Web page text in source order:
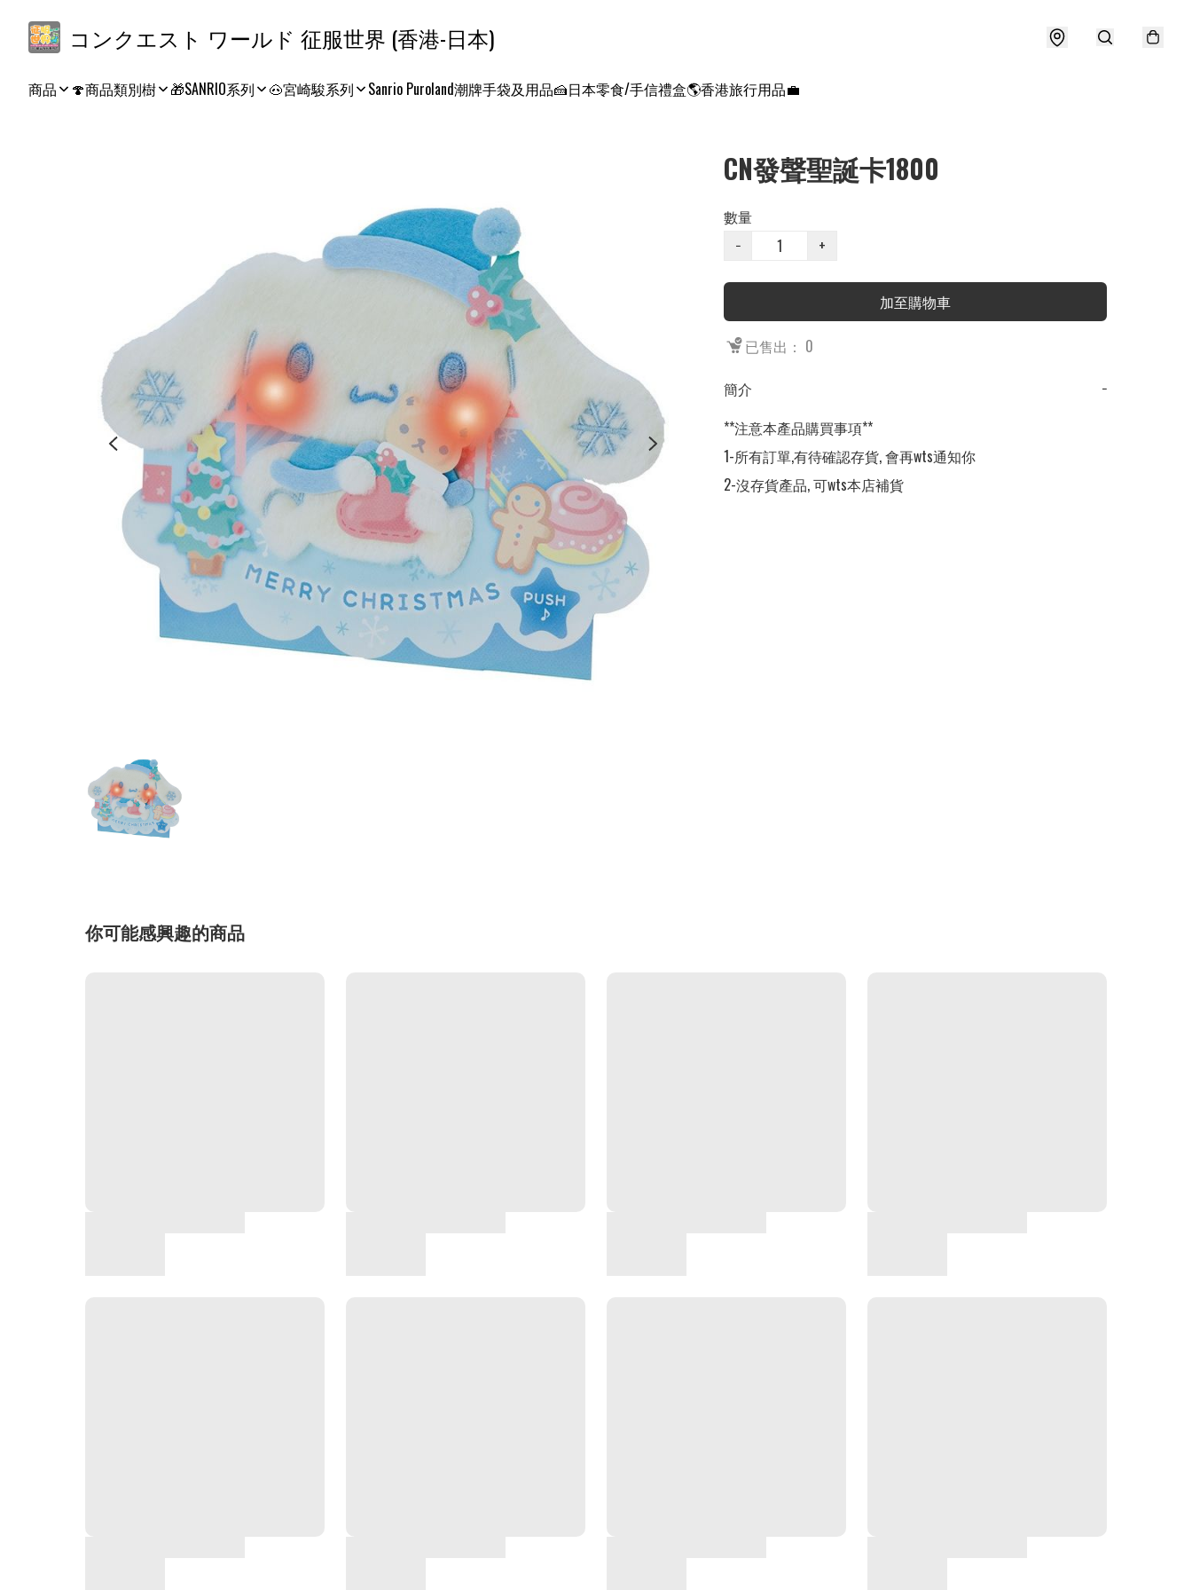
コンクエスト ワールド 征服世界 (香港-日本)
商品 🍄商品類別樹 🎁SANRIO系列 🐽宮崎駿系列 Sanrio Puroland潮牌手袋及用品🍰日本零食/手信禮盒🌎香港旅行用品💼
CN發聲聖誕卡1800
數量
−
+
加至購物車
已售出： 0
簡介
−
**注意本產品購買事項**
1-所有訂單,有待確認存貨, 會再wts通知你
2-沒存貨產品, 可wts本店補貨
你可能感興趣的商品